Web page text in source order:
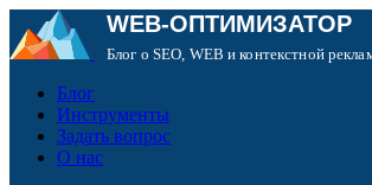
WEB-ОПТИМИЗАТОР
Блог о SEO, WEB и контекстной
Блог
Инструменты
Задать вопрос
О нас